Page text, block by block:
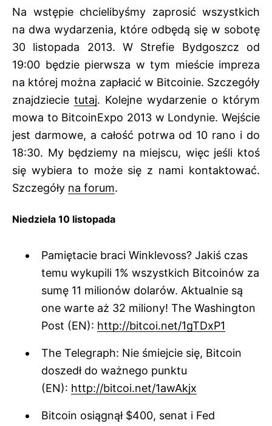
Na wstępie chcielibyśmy zaprosić wszystkich
na dwa wydarzenia, które odbędą się w sobotę
30 listopada 2013. W Strefie Bydgoszcz od
19:00 będzie pierwsza w tym mieście impreza
na której można zapłacić w Bitcoinie. Szczegóły
znajdziecie tutaj. Kolejne wydarzenie o którym
mowa to BitcoinExpo 2013 w Londynie. Wejście
jest darmowe, a całość potrwa od 10 rano i do
18:30. My będziemy na miejscu, więc jeśli ktoś
się wybiera to może się z nami kontaktować.
Szczegóły na forum.
Niedziela 10 listopada
Pamiętacie braci Winklevoss? Jakiś czas
temu wykupili 1% wszystkich Bitcoinów za
sumę 11 milionów dolarów. Aktualnie są
one warte aż 32 miliony! The Washington
Post (EN): http://bitcoi.net/1gTDxP1
The Telegraph: Nie śmiejcie się, Bitcoin
doszedł do ważnego punktu
(EN): http://bitcoi.net/1awAkjx
Bitcoin osiągnął $400, senat i Fed